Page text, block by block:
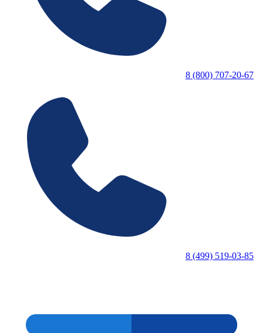
8 (800) 707-20-67
8 (499) 519-03-85